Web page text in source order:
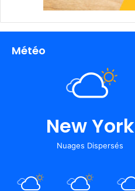
Météo
New York
Nuages Dispersés